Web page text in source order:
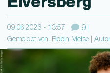
09.06.2026 - 13:57 9
Gemeldet von: Robin Meise |